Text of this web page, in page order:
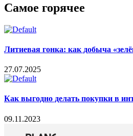
Самое горячее
Литиевая гонка: как добыча
27.07.2025
Как выгодно делать покупки в
09.11.2023